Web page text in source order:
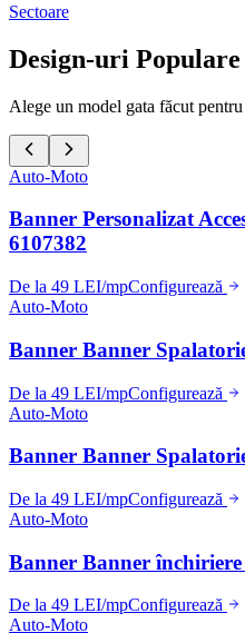
Sectoare
Design-uri Populare
Alege un model gata făcut pentru
Auto-Moto
Banner Personalizat
6107382
De la 49 LEI/mpConfigurează
Auto-Moto
Banner Banner
De la 49 LEI/mpConfigurează
Auto-Moto
Banner Banner
De la 49 LEI/mpConfigurează
Auto-Moto
Banner Banner
De la 49 LEI/mpConfigurează
Auto-Moto